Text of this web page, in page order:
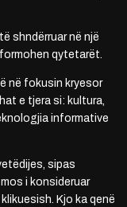
shndërruar në një
qytetarët.
në fokusin kryesor
e tjera si: kultura,
informative
sipas
i konsideruar
Kjo ka qenë